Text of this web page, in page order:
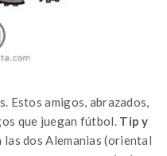
Estos amigos, abrazados,
que juegan fútbol. Tip y
las dos Alemanias (oriental